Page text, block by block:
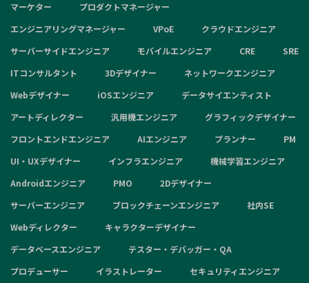
マーケター
プロダクトマネージャー
エンジニアリングマネージャー
VPoE
クラウドエンジニア
サーバーサイドエンジニア
モバイルエンジニア CRE
SRE
ITコンサルタント
3Dデザイナー
ネットワークエンジニア
Webデザイナー
iOSエンジニア
データサイエンティスト
アートディレクター
汎用機エンジニア
グラフィックデザイナー
フロントエンドエンジニア
AIエンジニア プランナー
PM
UI・UXデザイナー
インフラエンジニア
機械学習エンジニア
Androidエンジニア
PMO
2Dデザイナー
サーバーエンジニア
ブロックチェーンエンジニア
社内SE
Webディレクター
キャラクターデザイナー
データベースエンジニア
テスター・デバッガー・QA
プロデューサー
イラストレーター セキュリティエンジニア